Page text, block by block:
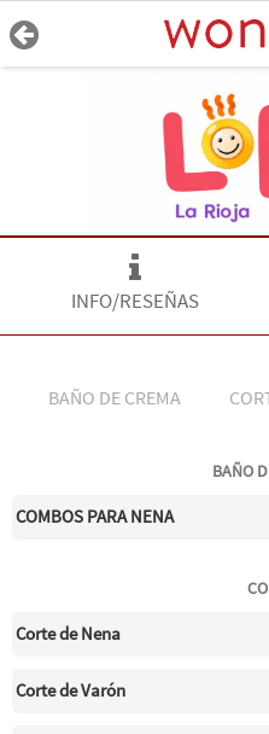
INFO/RESEÑAS
BAÑO DE CREMA
BAÑO
COMBOS PARA NENA
Corte de Nena
Corte de Varón